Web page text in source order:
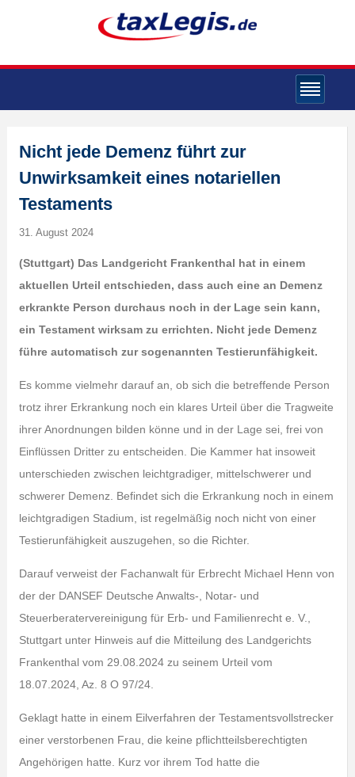
Nicht jede Demenz führt zur
Unwirksamkeit eines notariellen
Testaments
31. August 2024
(Stuttgart) Das Landgericht Frankenthal hat in einem
aktuellen Urteil entschieden, dass auch eine an Demenz
erkrankte Person durchaus noch in der Lage sein kann,
ein Testament wirksam zu errichten. Nicht jede Demenz
führe automatisch zur sogenannten Testierunfähigkeit.
Es komme vielmehr darauf an, ob sich die betreffende Person
trotz ihrer Erkrankung noch ein klares Urteil über die Tragweite
ihrer Anordnungen bilden könne und in der Lage sei, frei von
Einflüssen Dritter zu entscheiden. Die Kammer hat insoweit
unterschieden zwischen leichtgradiger, mittelschwerer und
schwerer Demenz. Befindet sich die Erkrankung noch in einem
leichtgradigen Stadium, ist regelmäßig noch nicht von einer
Testierunfähigkeit auszugehen, so die Richter.
Darauf verweist der Fachanwalt für Erbrecht Michael Henn von
der der DANSEF Deutsche Anwalts-, Notar- und
Steuerberatervereinigung für Erb- und Familienrecht e. V.,
Stuttgart unter Hinweis auf die Mitteilung des Landgerichts
Frankenthal vom 29.08.2024 zu seinem Urteil vom
18.07.2024, Az. 8 O 97/24.
Geklagt hatte in einem Eilverfahren der Testamentsvollstrecker
einer verstorbenen Frau, die keine pflichtteilsberechtigten
Angehörigen hatte. Kurz vor ihrem Tod hatte die